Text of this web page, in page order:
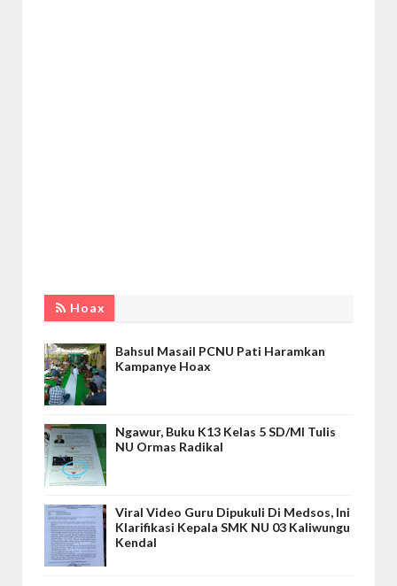
Hoax
Bahsul Masail PCNU Pati Haramkan
Kampanye Hoax
Ngawur, Buku K13 Kelas 5 SD/MI Tulis
NU Ormas Radikal
Viral Video Guru Dipukuli Di Medsos, Ini
Klarifikasi Kepala SMK NU 03 Kaliwungu
Kendal